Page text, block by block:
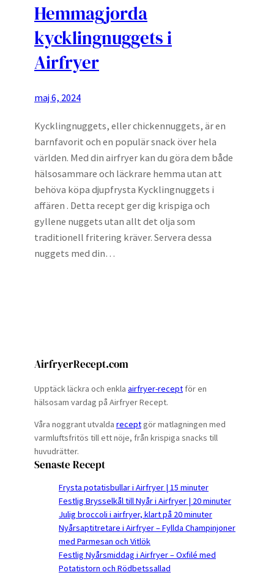
Hemmagjorda
kycklingnuggets i
Airfryer
maj 6, 2024
Kycklingnuggets, eller chickennuggets, är en
barnfavorit och en populär snack över hela
världen. Med din airfryer kan du göra dem både
hälsosammare och läckrare hemma utan att
behöva köpa djupfrysta Kycklingnuggets i
affären . Detta recept ger dig krispiga och
gyllene nuggets utan allt det olja som
traditionell fritering kräver. Servera dessa
nuggets med din…
AirfryerRecept.com
Upptäck läckra och enkla airfryer-recept för en
hälsosam vardag på Airfryer Recept.
Våra noggrant utvalda receptgör matlagningen med
varmluftsfritös till ett nöje, från krispiga snacks till
huvudrätter.
Senaste Recept
Frysta potatisbullar i Airfryer | 15 minuter
Festlig Brysselkål till Nyår i Airfryer | 20 minuter
Julig broccoli i airfryer, klart på 20 minuter
Nyårsaptitretare i Airfryer – Fyllda Champinjoner
med Parmesan och Vitlök
Festlig Nyårsmiddag i Airfryer – Oxfilé med
Potatistorn och Rödbetssallad